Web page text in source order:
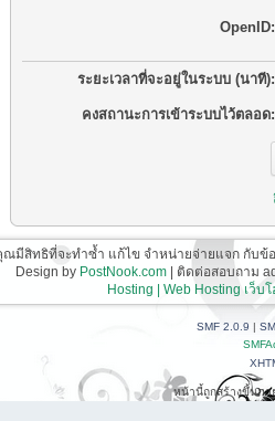
OpenID:
ระยะเวลาที่จะอยู่ในระบบ (นาที):
คงสถานะการเข้าระบบไว้ตลอด:
ณมีสิทธิที่จะทำซ้ำ แก้ไข จำหน่ายจ่ายแจก กับข้
Design by PostNook.com | ติดต่อสอบถาม
Hosting | Web Hosting เว็
SMF 2.0.9 |
หน้านี้ถูกสร้างขึ้นภา